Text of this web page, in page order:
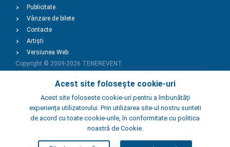
Acest site folosește cookie-uri
Acest site foloseste cookie-uri pentru a îmbunătăți
experiența utilizatorului. Prin utilizarea site-ul nostru sunteti
de acord cu toate cookie-urile, în conformitate cu politica
noastră de Cookie.
Publicitate
Vânzare de bilete
Contacte
Artiști
Versiunea Web
Copyright © 2009-2026 TENEREVENT
Adaugă Eveniment
Adaugă Local